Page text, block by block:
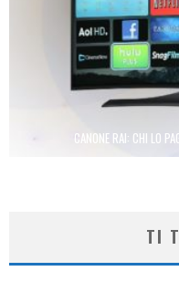
CANONE RAI: CHI LO
TI